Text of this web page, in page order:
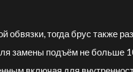
обвязки, тогда брус также
замены подъём не больше